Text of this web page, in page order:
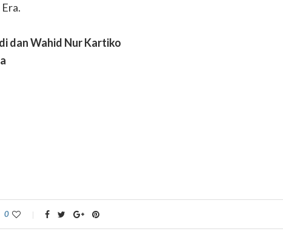
dan Wahid Nur Kartiko
0
Kantin bonbin